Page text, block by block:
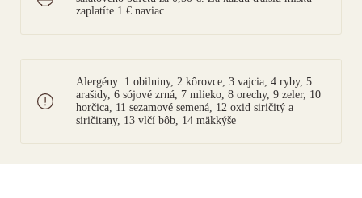
zaplatíte 1 € naviac.
Alergény: 1 obilniny, 2 kôrovce, 3 vajcia, 4 ryby, 5
arašidy, 6 sójové zrná, 7 mlieko, 8 orechy, 9 zeler, 10
horčica, 11 sezamové semená, 12 oxid siričitý a
siričitany, 13 vlčí bôb, 14 mäkkýše